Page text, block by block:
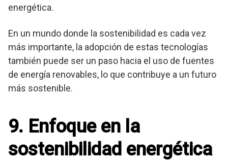
energética.
En un mundo donde la sostenibilidad es cada vez
más importante, la adopción de estas tecnologías
también puede ser un paso hacia el uso de fuentes
de energía renovables, lo que contribuye a un futuro
más sostenible.
9. Enfoque en la
sostenibilidad energética